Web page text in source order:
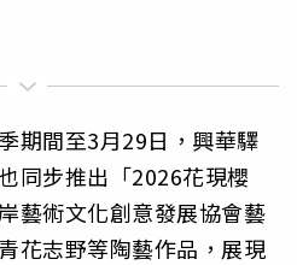
期間至3月29日，興華驛
同步推出「2026花現櫻
藝術文化創意發展協會藝
花志野等陶藝作品，展現